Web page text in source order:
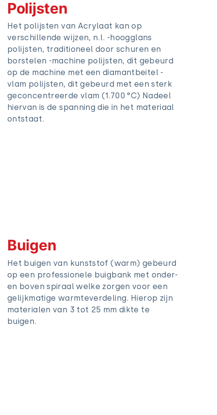
Polijsten
Het polijsten van Acrylaat kan op
verschillende wijzen, n.l. -hoogglans
polijsten, traditioneel door schuren en
borstelen -machine polijsten, dit gebeurd
op de machine met een diamantbeitel -
vlam polijsten, dit gebeurd met een sterk
geconcentreerde vlam (1.700 °C) Nadeel
hiervan is de spanning die in het materiaal
ontstaat.
Buigen
Het buigen van kunststof (warm) gebeurd
op een professionele buigbank met onder-
en boven spiraal welke zorgen voor een
gelijkmatige warmteverdeling. Hierop zijn
materialen van 3 tot 25 mm dikte te
buigen.